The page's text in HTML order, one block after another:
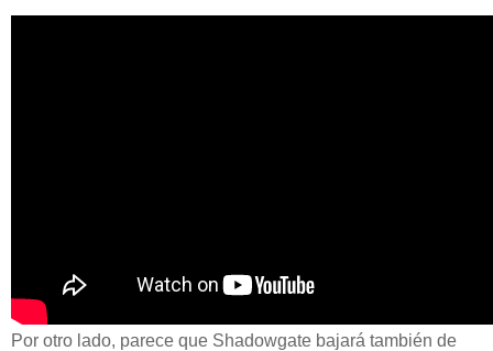
Por otro lado, parece que Shadowgate bajará también de